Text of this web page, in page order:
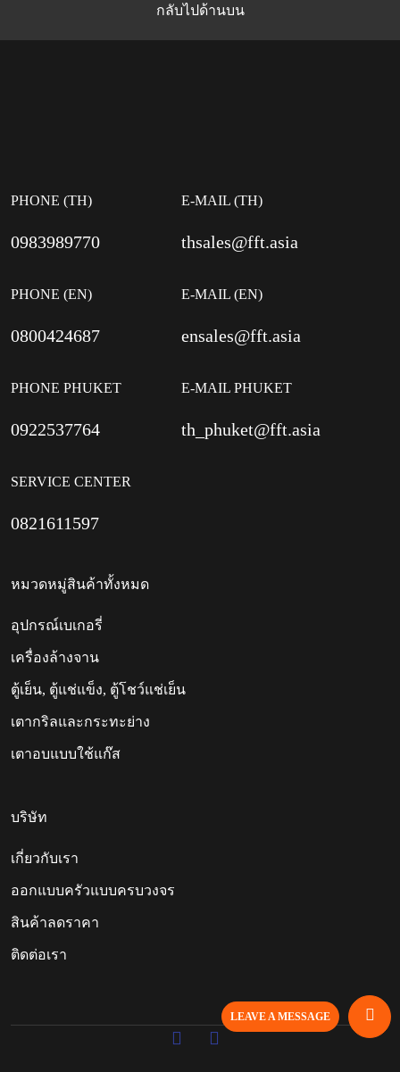
LEAVE A MESSAGE
กลับไปด้านบน
PHONE (TH)
0983989770
PHONE (EN)
0800424687
PHONE PHUKET
0922537764
SERVICE CENTER
0821611597
E-MAIL (TH)
thsales@fft.asia
E-MAIL (EN)
ensales@fft.asia
E-MAIL PHUKET
th_phuket@fft.asia
หมวดหมู่สินค้าทั้งหมด
อุปกรณ์เบเกอรี่
เครื่องล้างจาน
ตู้เย็น, ตู้แช่แข็ง, ตู้โชว์แช่เย็น
เตากริลและกระทะย่าง
เตาอบแบบใช้แก๊ส
บริษัท
เกี่ยวกับเรา
ออกแบบครัวแบบครบวงจร
สินค้าลดราคา
ติดต่อเรา